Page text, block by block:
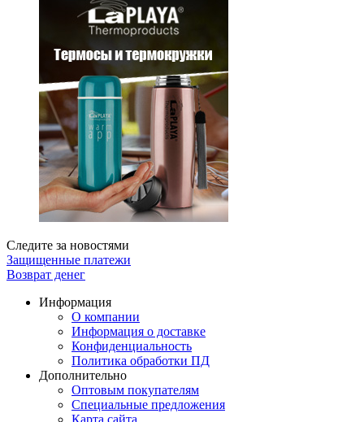
Следите за новостями
Защищенные платежи
Возврат денег
Информация
О компании
Информация о доставке
Конфиденциальность
Политика обработки ПД
Дополнительно
Оптовым покупателям
Специальные предложения